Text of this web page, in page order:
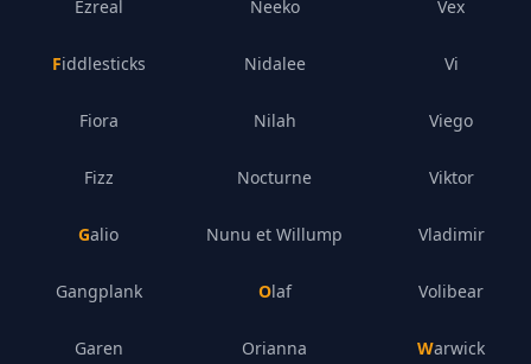
Ezreal
Fiddlesticks
Fiora
Fizz
Galio
Gangplank
Garen
Neeko
Nidalee
Nilah
Nocturne
Nunu et Willump
Olaf
Orianna
Vex
Vi
Viego
Viktor
Vladimir
Volibear
Warwick